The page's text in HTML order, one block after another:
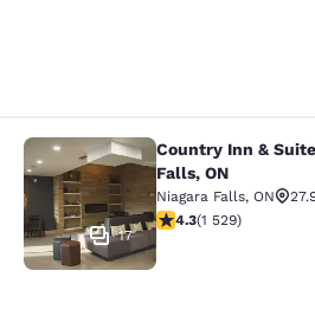
Country Inn &
17
Country Inn &
Falls, ON
Niagara Falls, ON
4.32 étoiles. Excellent.
4.3(1 529)